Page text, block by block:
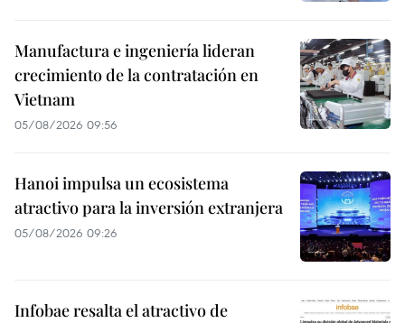
Manufactura e ingeniería lideran
crecimiento de la contratación en
Vietnam
05/08/2026 09:56
Hanoi impulsa un ecosistema
atractivo para la inversión extranjera
05/08/2026 09:26
Infobae resalta el atractivo de